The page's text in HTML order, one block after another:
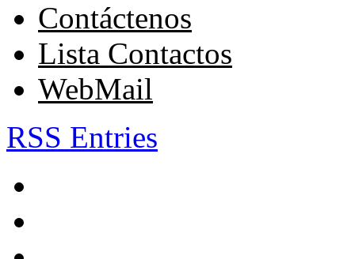
Contáctenos
Lista Contactos
WebMail
RSS Entries